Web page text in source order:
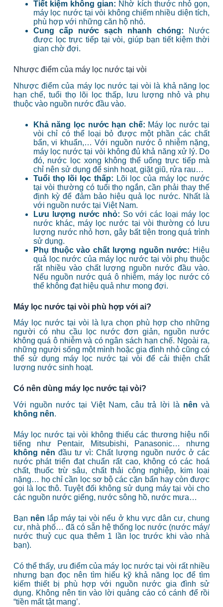
Tiết kiệm không gian: Nhờ kích thước nhỏ gọn,
máy lọc nước tại vòi không chiếm nhiều diện tích,
phù hợp với những căn hộ nhỏ.
Cung cấp nước sạch nhanh chóng: Nước
được lọc trực tiếp tại vòi, giúp bạn tiết kiệm thời
gian chờ đợi.
Nhược điểm của máy lọc nước tại vòi
Nhược điểm của máy lọc nước tại vòi là khả năng lọc
hạn chế, tuổi thọ lõi lọc thấp, lưu lượng nhỏ và phụ
thuộc vào nguồn nước đầu vào.
Khả năng lọc nước hạn chế: Máy lọc nước tại
vòi chỉ có thể loại bỏ được một phần các chất
bẩn, vi khuẩn,… Với nguồn nước ô nhiễm nặng,
máy lọc nước tại vòi không đủ khả năng xử lý. Do
đó, nước lọc xong không thể uống trực tiếp mà
chỉ nên sử dụng để sinh hoạt, giặt giũ, rửa rau…
Tuổi thọ lõi lọc thấp: Lõi lọc của máy lọc nước
tại vòi thường có tuổi thọ ngắn, cần phải thay thế
định kỳ để đảm bảo hiệu quả lọc nước. Nhất là
với nguồn nước tại Việt Nam.
Lưu lượng nước nhỏ: So với các loại máy lọc
nước khác, máy lọc nước tại vòi thường có lưu
lượng nước nhỏ hơn, gây bất tiện trong quá trình
sử dụng.
Phụ thuộc vào chất lượng nguồn nước: Hiệu
quả lọc nước của máy lọc nước tại vòi phụ thuộc
rất nhiều vào chất lượng nguồn nước đầu vào.
Nếu nguồn nước quá ô nhiễm, máy lọc nước có
thể không đạt hiệu quả như mong đợi.
Máy lọc nước tại vòi phù hợp với ai?
Máy lọc nước tại vòi là lựa chọn phù hợp cho những
người có nhu cầu lọc nước đơn giản, nguồn nước
không quá ô nhiễm và có ngân sách hạn chế. Ngoài ra,
những người sống một mình hoặc gia đình nhỏ cũng có
thể sử dụng máy lọc nước tại vòi để cải thiện chất
lượng nước sinh hoạt.
Có nên dùng máy lọc nước tại vòi?
Với nguồn nước tại Việt Nam, câu trả lời là nên và
không nên.
Máy lọc nước tại vòi không thiếu các thương hiệu nổi
tiếng như Pentair, Mitsubishi, Panasonic… nhưng
không nên đầu tư vì: Chất lượng nguồn nước ở các
nước phát triển đạt chuẩn rất cao, không có các hoá
chất, thuốc trừ sâu, chất thải công nghiệp, kim loại
nặng… họ chỉ cần lọc sơ bộ các cặn bẩn hay còn được
gọi là lọc thô. Tuyệt đối không sử dụng máy tại vòi cho
các nguồn nước giếng, nước sông hồ, nước mưa…
Bạn nên lắp máy tại vòi nếu ở khu vực dân cư, chung
cư, nhà phố… đã có sẵn hệ thống lọc nước (nước máy/
nước thuỷ cục qua thêm 1 lần lọc trước khi vào nhà
bạn).
Có thể thấy, ưu điểm của máy lọc nước tại vòi rất nhiều
nhưng bạn đọc nên tìm hiểu kỹ khả năng lọc để tìm
kiếm thiết bị phù hợp với nguồn nước gia đình sử
dụng. Không nên tin vào lời quảng cáo có cánh để rồi
“tiền mất tật mang’.